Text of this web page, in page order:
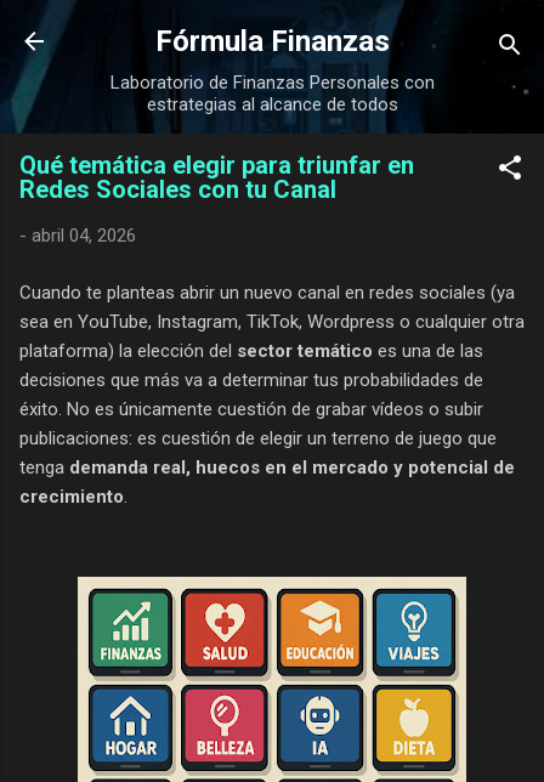
Ir al contenido principal
Fórmula Finanzas
Laboratorio de Finanzas Personales con
estrategias al alcance de todos
Qué temática elegir para triunfar en
Redes Sociales con tu Canal
- abril 04, 2026
Cuando te planteas abrir un nuevo canal en redes sociales (ya
sea en YouTube, Instagram, TikTok, Wordpress o cualquier otra
plataforma) la elección del sector temático es una de las
decisiones que más va a determinar tus probabilidades de
éxito. No es únicamente cuestión de grabar vídeos o subir
publicaciones: es cuestión de elegir un terreno de juego que
tenga demanda real, huecos en el mercado y potencial de
crecimiento